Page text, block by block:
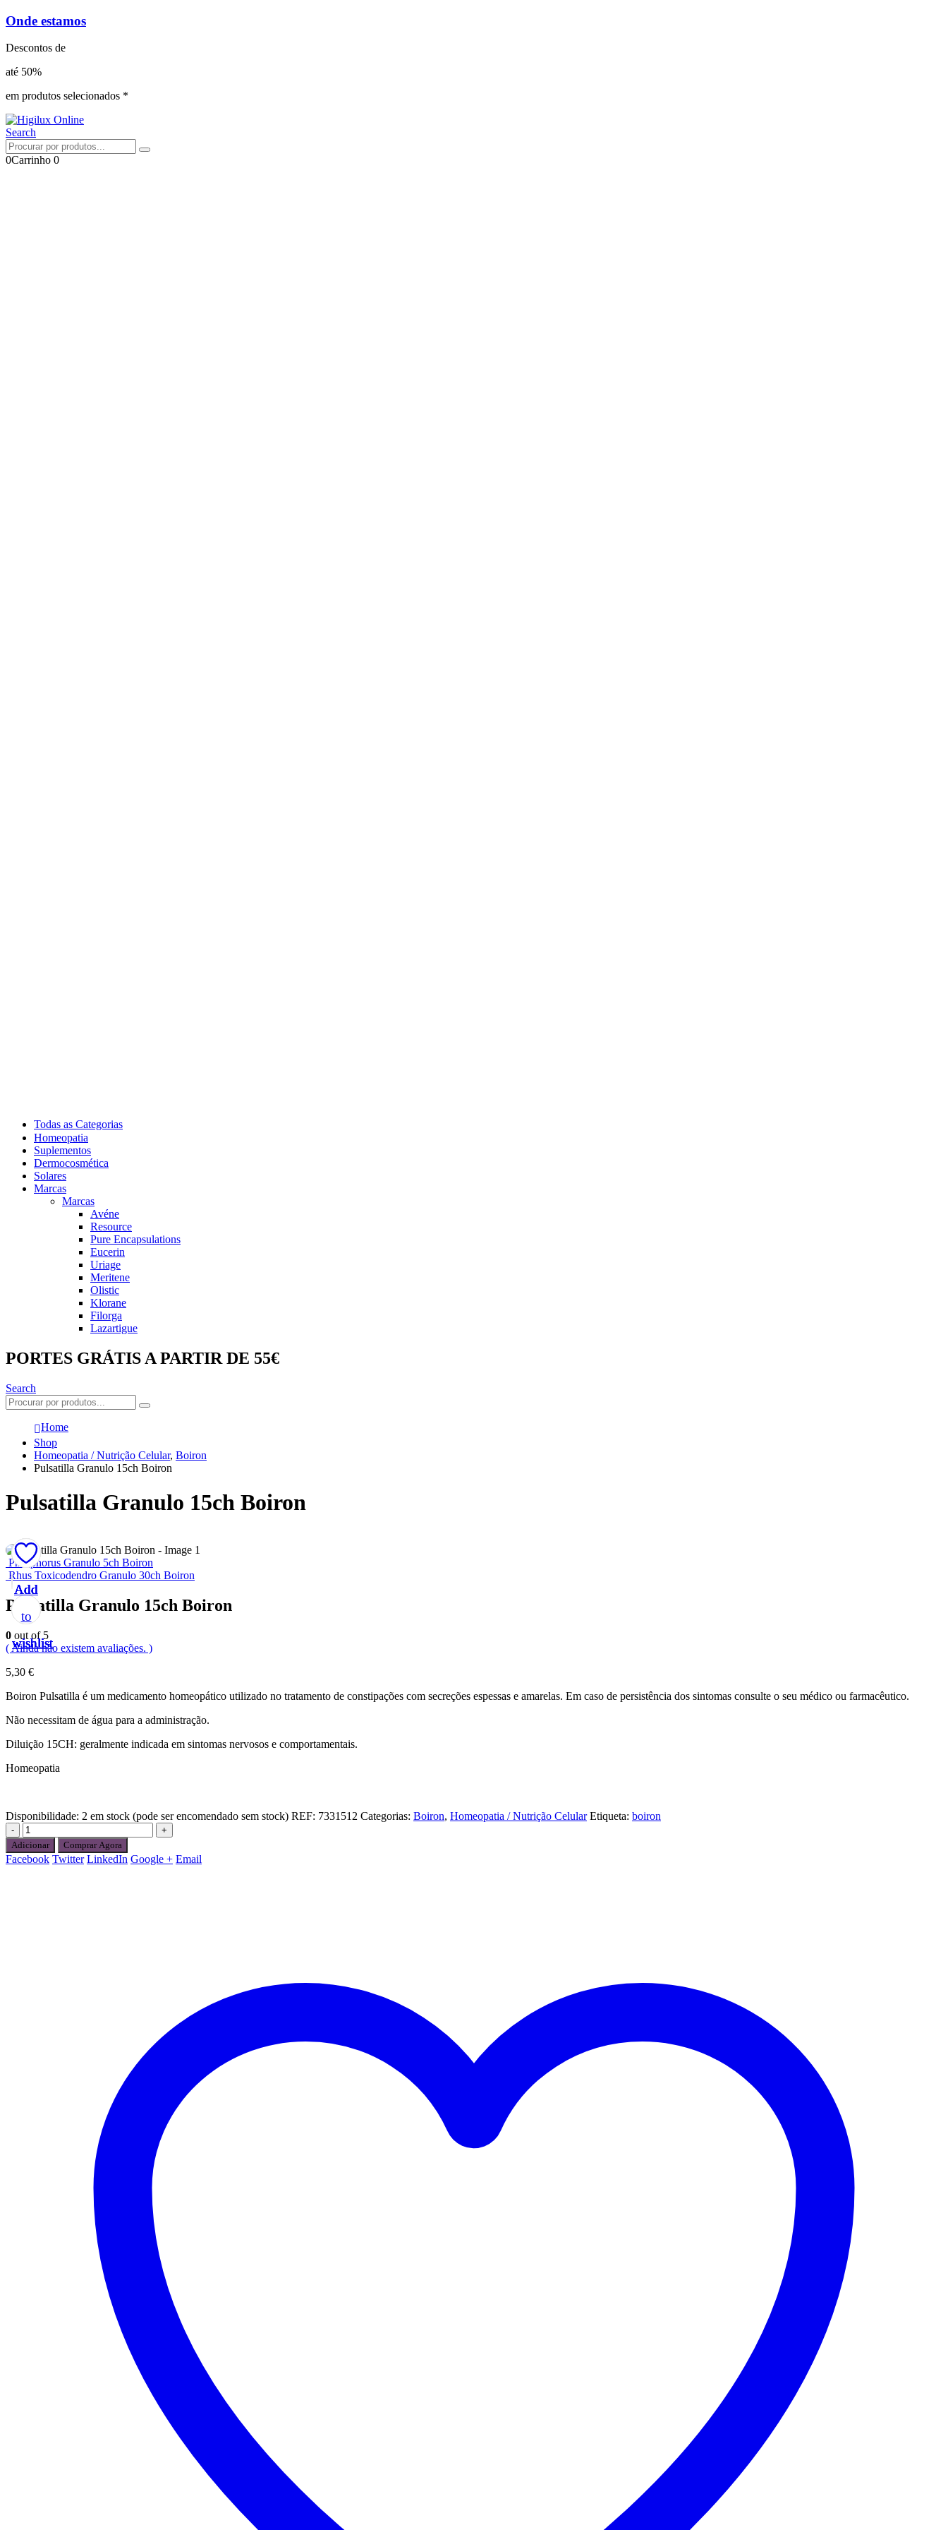
Onde estamos
Descontos de
até 50%
em produtos selecionados *
Search
0Carrinho 0
Todas as Categorias
Homeopatia
Suplementos
Dermocosmética
Solares
Marcas
Marcas
Avéne
Resource
Pure Encapsulations
Eucerin
Uriage
Meritene
Olistic
Klorane
Filorga
Lazartigue
PORTES GRÁTIS A PARTIR DE 55€
Search
Home
Shop
Homeopatia / Nutrição Celular, Boiron
Pulsatilla Granulo 15ch Boiron
Pulsatilla Granulo 15ch Boiron
Phosphorus Granulo 5ch Boiron
Rhus Toxicodendro Granulo 30ch Boiron
Pulsatilla Granulo 15ch Boiron
0 out of 5
( Ainda não existem avaliações. )
5,30 €
Boiron Pulsatilla é um medicamento homeopático utilizado no tratamento de constipações com secreções espessas e amarelas. Em caso de persistência dos sintomas consulte o seu médico ou farmacêutico.
Não necessitam de água para a administração.
Diluição 15CH: geralmente indicada em sintomas nervosos e comportamentais.
Homeopatia
Disponibilidade: 2 em stock (pode ser encomendado sem stock) REF: 7331512 Categorias: Boiron, Homeopatia / Nutrição Celular Etiqueta: boiron
-
+
Adicionar
Comprar Agora
Facebook Twitter LinkedIn Google + Email
Add
to
wishlist
Add
to
wishlist
Add
to
wishlist
Add
to
wishlist
Add
to
wishlist